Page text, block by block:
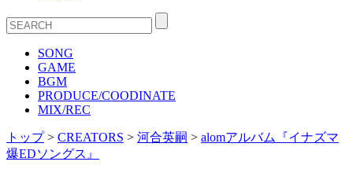
SONG
GAME
BGM
PRODUCE/COODINATE
MIX/REC
トップ> CREATORS > 河合英嗣 > alomアルバム『イナズマ
爆EDソングス』